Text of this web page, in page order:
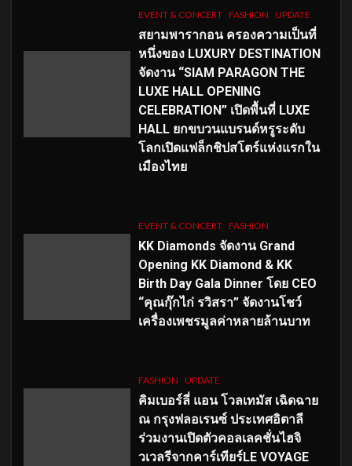
EVENT & CONCERT FASHION UPDATE
สยามพารากอน ครองความเป็นที่
หนึ่งของ LUXURY DESTINATION
จัดงาน “SIAM PARAGON THE
LUXE HALL OPENING
CELEBRATION” เปิดพื้นที่ LUXE
HALL ยกขบวนแบรนด์หรูระดับ
โลกเปิดแฟล็กชิปสโตร์แห่งแรกใน
เมืองไทย
EVENT & CONCERT FASHION
KK Diamonds จัดงาน Grand
Opening KK Diamond & KK
Birth Day Gala Dinner โดย CEO
“คุณกุ๊กไก่ รวิสรา” จัดงานโชว์
เครื่องเพชรมูลค่าหลายล้านบาท
FASHION UPDATE
คิมเบอร์ลี่ แอน โวลเทมัส เฉิดฉาย
ณ กรุงฟลอเรนซ์ ประเทศอิตาลี
ร่วมงานเปิดตัวคอลเลคชั่นไฮจิ
วเวลรีจากคาร์เทียร์LE VOYAGE